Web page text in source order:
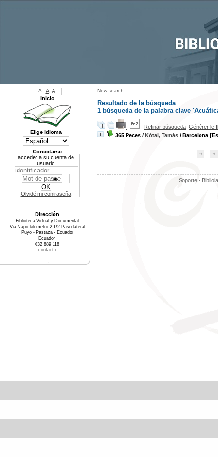
New search
Resultado de la búsqueda
1 búsqueda de la palabra clave
Refinar búsqueda Générer le
365 Peces / Kótai, Tamás / Barcelona
Soporte -
A- A A+
Inicio
Elige idioma
Conectarse
acceder a su cuenta de
usuario
Olvidé mi contraseña
Dirección
Biblioteca Virtual y Documental
Via Napo kilometro 2 1/2 Paso lateral
Puyo - Pastaza - Ecuador
Ecuador
032 889 118
contacto